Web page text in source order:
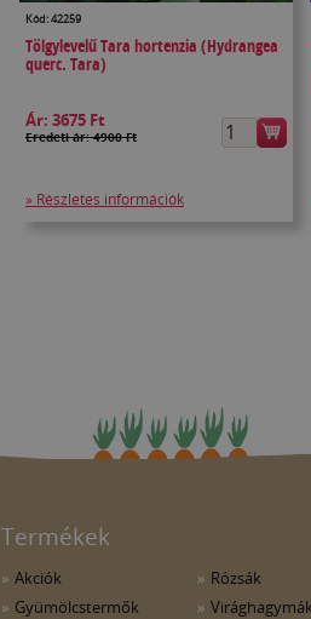
Kód: 42259
Tölgylevelű Tara hortenzia (Hydrangea
querc. Tara)
Ár: 3675 Ft
Eredeti ár: 4900 Ft
» Részletes információk
Termékek
Akciók
Gyümölcstermők
Rózsák